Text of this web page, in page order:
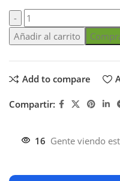
Añadir al carrito
Add to compare
Compartir:
16 Gente viendo